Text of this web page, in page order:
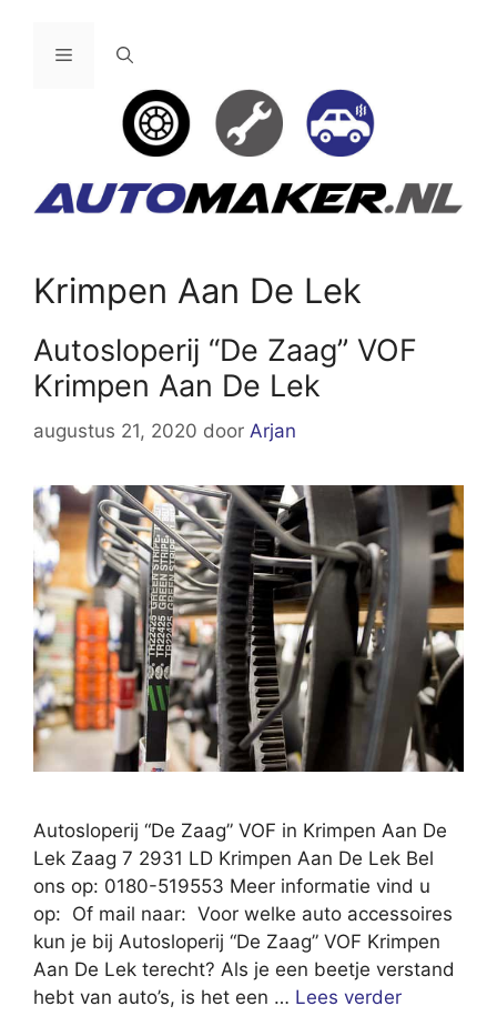
Menu
Krimpen Aan De Lek
Autosloperij “De Zaag” VOF
Krimpen Aan De Lek
augustus 21, 2020 door Arjan
Autosloperij “De Zaag” VOF in Krimpen Aan De
Lek Zaag 7 2931 LD Krimpen Aan De Lek Bel
ons op: 0180-519553 Meer informatie vind u
op: Of mail naar: Voor welke auto accessoires
kun je bij Autosloperij “De Zaag” VOF Krimpen
Aan De Lek terecht? Als je een beetje verstand
hebt van auto’s, is het een … Lees verder